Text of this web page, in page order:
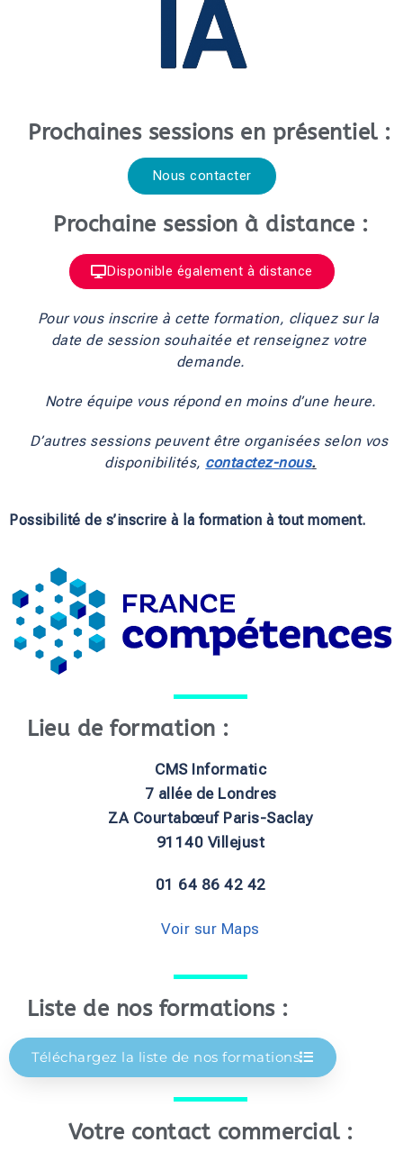
Prochaines sessions en présentiel :
Nous contacter
Prochaine session à distance :
Disponible également à distance
Pour vous inscrire à cette formation, cliquez sur la
date de session souhaitée et renseignez votre
demande.
Notre équipe vous répond en moins d’une heure.
D’autres sessions peuvent être organisées selon vos
disponibilités, contactez-nous.
Possibilité de s’inscrire à la formation à tout moment.
Lieu de formation :
CMS Informatic
7 allée de Londres
ZA Courtabœuf Paris-Saclay
91140 Villejust
01 64 86 42 42
Voir sur Maps
Liste de nos formations :
Téléchargez la liste de nos formations
Votre contact commercial :